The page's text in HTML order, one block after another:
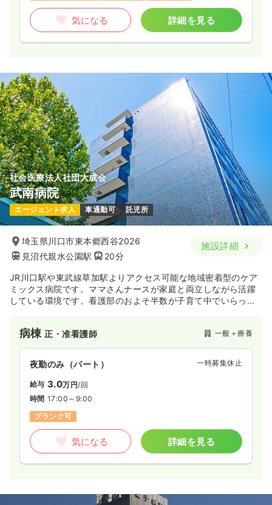
気になる 詳細を見る
社会医療法人社団大成会
武南病院
エージェント求人 車通勤可 託児所
埼玉県川口市東本郷西谷2026
見沼代親水公園駅
20分
施設詳細
JR川口駅や東武線草加駅よりアクセス可能な地域密着型のケア
ミックス病院です。ママさんナースが家庭と両立しながら活躍
している環境です。看護部のおよそ半数が子育て中でいらっし
病棟正・准看護師 一般＋療養
夜勤のみ（パート） 一時募集休止
給与 3.0万円/回
時間 17:00～9:00
ブランク可
気になる 詳細を見る